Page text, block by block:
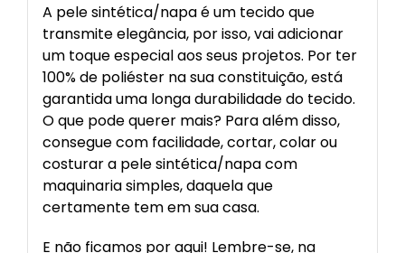
A pele sintética/napa é um tecido que
transmite elegância, por isso, vai adicionar
um toque especial aos seus projetos. Por ter
100% de poliéster na sua constituição, está
garantida uma longa durabilidade do tecido.
O que pode querer mais? Para além disso,
consegue com facilidade, cortar, colar ou
costurar a pele sintética/napa com
maquinaria simples, daquela que
certamente tem em sua casa.
E não ficamos por aqui! Lembre-se, na